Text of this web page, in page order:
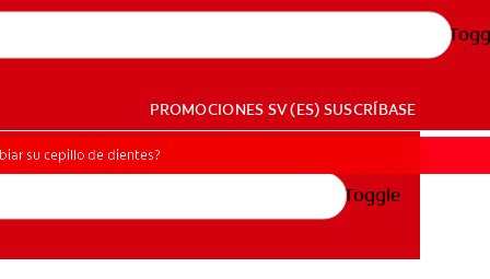
PROMOCIONES SV (ES) SUSCRÍBASE
Toggle
su cepillo de dientes?